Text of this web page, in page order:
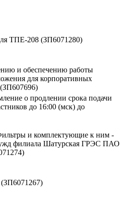
ТПЕ-208 (ЗП6071280)
и обеспечению работы
для корпоративных
о продлении срока подачи
до 16:00 (мск) до
и комплектующие к ним -
филиала Шатурская ГРЭС ПАО